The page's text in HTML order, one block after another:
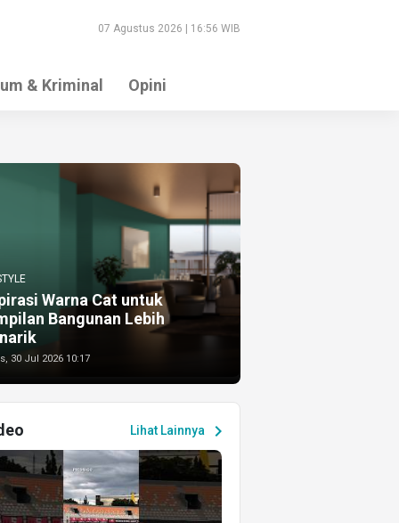
07 Agustus 2026 | 16:56 WIB
& Kriminal Opini
Warna Cat untuk
Bangunan Lebih
30 Jul 2026 10:17
Lihat Lainnya chevron_right